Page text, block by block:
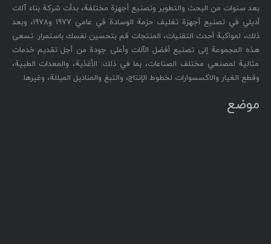
بعد سنوات من البحث والتطوير وتصنيع أجهزة مختلفة، بدأت شركة بناء آلات
أديلي في تصنيع أجهزة تغليف حزمة الوسادة في عامي 1977 و1978، وبعد
ذلك، لمواكبة أحدث التقنيات، المنتجات قم بتحسين نفسك باستمرار. تسعى
هذه المجموعة إلى تصنيع أفضل الآلات وأعلى جودة من أجل تقديم خدمات
مثالية لمصنعي مختلف الصناعات، بما في ذلك: الأغذية، والمعدات الطبية،
وقطع الغيار والاكسسوارات لخطوط الإنتاج، والتبغ والمناديل المبللة، وغيرها.
موضع